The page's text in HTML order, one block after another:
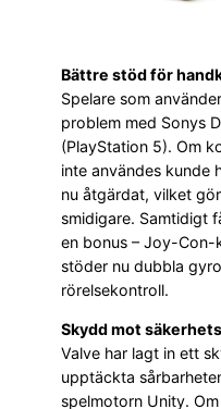
Bättre stöd för
Spelare som
problem med Sonys
(PlayStation 5). Om
inte användes kunde
nu åtgärdat, vilket
smidigare. Samtidigt
en bonus – Joy-Con-
stöder nu dubbla
rörelsekontroll.
Skydd mot
Valve har lagt in ett
upptäckta
spelmotorn Unity.